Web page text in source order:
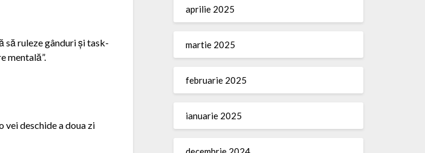
să ruleze gânduri și task-
mentală”.
vei deschide a doua zi
aprilie 2025
martie 2025
februarie 2025
ianuarie 2025